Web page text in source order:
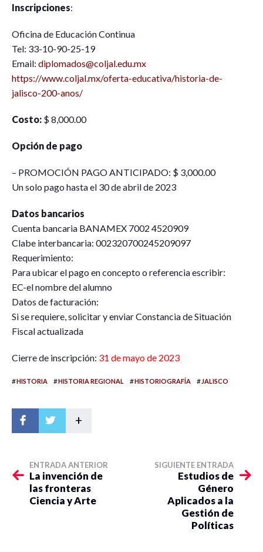
Inscripciones:
Oficina de Educación Continua
Tel: 33-10-90-25-19
Email: diplomados@coljal.edu.mx
https://www.coljal.mx/oferta-educativa/historia-de-
jalisco-200-anos/
Costo: $ 8,000.00
Opción de pago
– PROMOCIÓN PAGO ANTICIPADO: $ 3,000.00
Un solo pago hasta el 30 de abril de 2023
Datos bancarios
Cuenta bancaria BANAMEX 7002 4520909
Clabe interbancaria: 002320700245209097
Requerimiento:
Para ubicar el pago en concepto o referencia escribir:
EC-el nombre del alumno
Datos de facturación:
Si se requiere, solicitar y enviar Constancia de Situación
Fiscal actualizada
Cierre de inscripción: 31 de mayo de 2023
#HISTORIA #HISTORIA REGIONAL #HISTORIOGRAFÍA #JALISCO
+
ENTRADA ANTERIOR
La invención de
las fronteras
Ciencia y Arte
SIGUIENTE ENTRADA
Estudios de
Género
Aplicados a la
Gestión de
Políticas